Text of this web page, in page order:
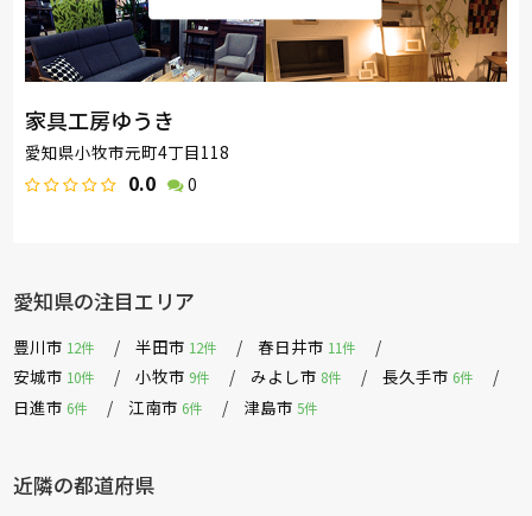
家具工房ゆうき
愛知県小牧市元町4丁目118
0.0 0
愛知県の注目エリア
豊川市 12件 半田市 12件 春日井市 11件
安城市 10件 小牧市 9件 みよし市 8件 長久手市 6件
日進市 6件 江南市 6件 津島市5件
近隣の都道府県